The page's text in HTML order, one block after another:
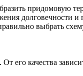
придомовую
долговечности и
выбрать
его качества